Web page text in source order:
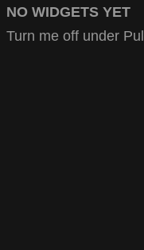
NO WIDGETS YET
Turn me off under